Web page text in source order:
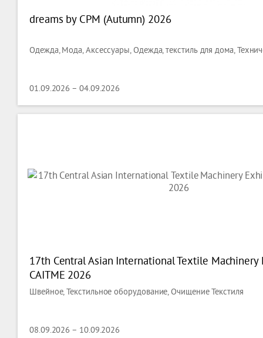
dreams by CPM (Autumn) 2026
Одежда, Мода, Аксессуары, Одежда, текстиль для дома,
01.09.2026 – 04.09.2026
17th Central Asian International Textile
CAITME 2026
Швейное, Текстильное оборудование, Очищение Текстиля
08.09.2026 – 10.09.2026